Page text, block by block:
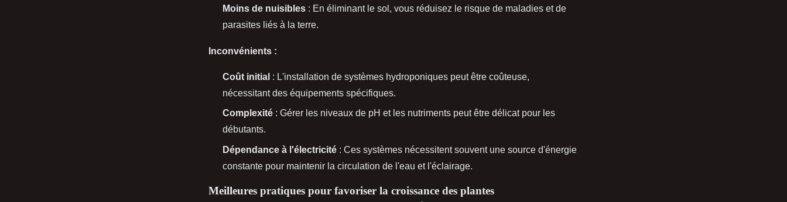
Moins de nuisibles : En éliminant le sol, vous réduisez le risque de maladies et de
parasites liés à la terre.
Inconvénients :
Coût initial : L'installation de systèmes hydroponiques peut être coûteuse,
nécessitant des équipements spécifiques.
Complexité : Gérer les niveaux de pH et les nutriments peut être délicat pour les
débutants.
Dépendance à l'électricité : Ces systèmes nécessitent souvent une source d'énergie
constante pour maintenir la circulation de l'eau et l'éclairage.
Meilleures pratiques pour favoriser la croissance des plantes